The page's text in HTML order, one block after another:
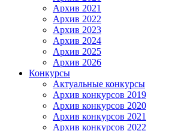
Архив 2021
Архив 2022
Архив 2023
Архив 2024
Архив 2025
Архив 2026
Конкурсы
Актуальные конкурсы
Архив конкурсов 2019
Архив конкурсов 2020
Архив конкурсов 2021
Архив конкурсов 2022